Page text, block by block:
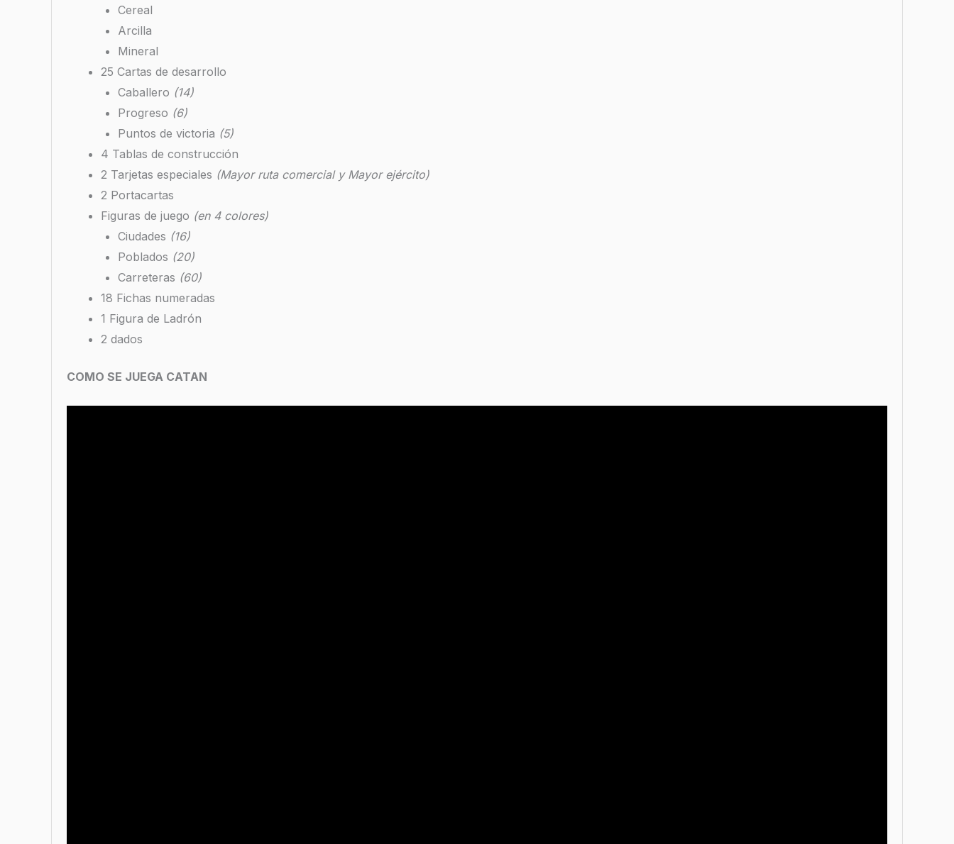
Cereal
Arcilla
Mineral
25 Cartas de desarrollo
Caballero (14)
Progreso (6)
Puntos de victoria (5)
4 Tablas de construcción
2 Tarjetas especiales (Mayor ruta comercial y Mayor ejército)
2 Portacartas
Figuras de juego (en 4 colores)
Ciudades (16)
Poblados (20)
Carreteras (60)
18 Fichas numeradas
1 Figura de Ladrón
2 dados
COMO SE JUEGA CATAN